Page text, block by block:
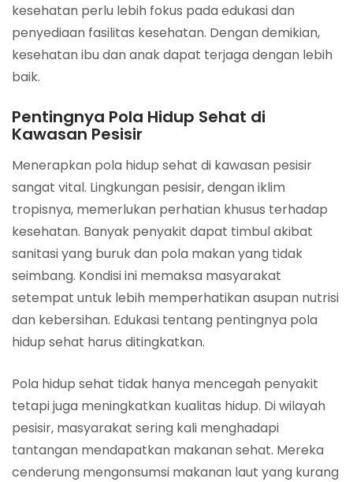
kesehatan perlu lebih fokus pada edukasi dan
penyediaan fasilitas kesehatan. Dengan demikian,
kesehatan ibu dan anak dapat terjaga dengan lebih
baik.
Pentingnya Pola Hidup Sehat di
Kawasan Pesisir
Menerapkan pola hidup sehat di kawasan pesisir
sangat vital. Lingkungan pesisir, dengan iklim
tropisnya, memerlukan perhatian khusus terhadap
kesehatan. Banyak penyakit dapat timbul akibat
sanitasi yang buruk dan pola makan yang tidak
seimbang. Kondisi ini memaksa masyarakat
setempat untuk lebih memperhatikan asupan nutrisi
dan kebersihan. Edukasi tentang pentingnya pola
hidup sehat harus ditingkatkan.
Pola hidup sehat tidak hanya mencegah penyakit
tetapi juga meningkatkan kualitas hidup. Di wilayah
pesisir, masyarakat sering kali menghadapi
tantangan mendapatkan makanan sehat. Mereka
cenderung mengonsumsi makanan laut yang kurang